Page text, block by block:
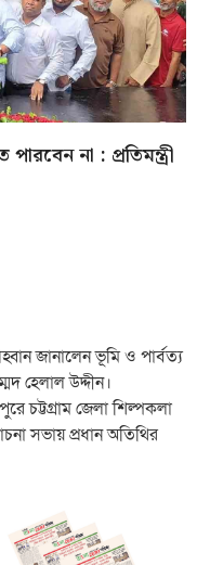
না : প্রতিমন্ত্রী
জানালেন ভূমি ও পার্বত্য
হেলাল উদ্দীন।
চট্টগ্রাম জেলা শিল্পকলা
সভায় প্রধান অতিথির